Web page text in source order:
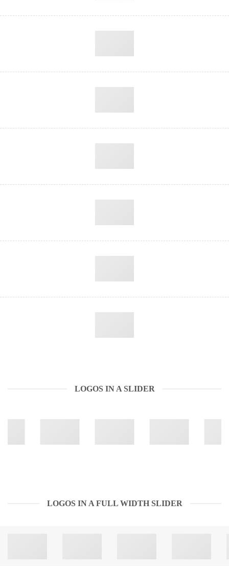
LOGOS IN A SLIDER
LOGOS IN A FULL WIDTH SLIDER